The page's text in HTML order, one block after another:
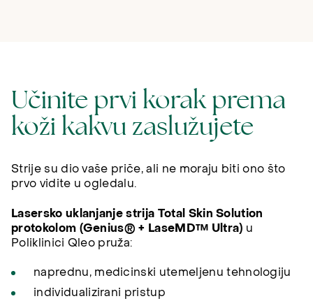
Učinite prvi korak prema
koži kakvu zaslužujete
Strije su dio vaše priče, ali ne moraju biti ono što
prvo vidite u ogledalu.
Lasersko uklanjanje strija Total Skin Solution
protokolom (Genius® + LaseMD™ Ultra) u
Poliklinici Qleo pruža:
naprednu, medicinski utemeljenu tehnologiju
individualizirani pristup